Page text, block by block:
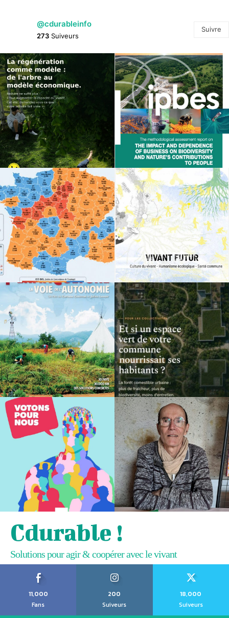
@cdurableinfo
273 Suiveurs
Suivre
Cdurable !
Solutions pour agir & coopérer avec le vivant
11,000
Fans
200
Suiveurs
18,000
Suiveurs